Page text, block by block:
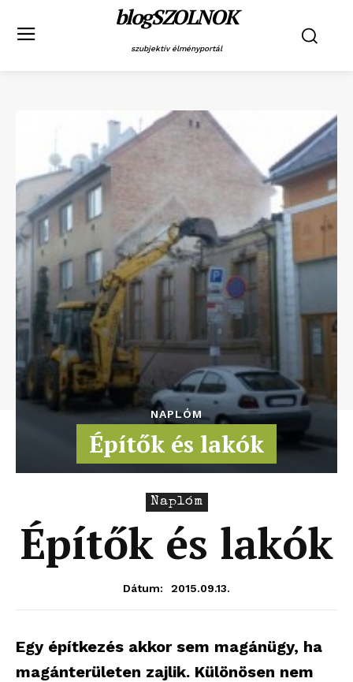
blogSZOLNOK
szubjektív élményportál
NAPLÓM
Építők és lakók
Naplóm
Építők és lakók
Dátum: 2015.09.13.
Egy építkezés akkor sem magánügy, ha
magánterületen zajlik. Különösen nem